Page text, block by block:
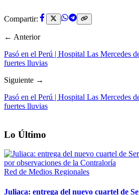
Compartir:
← Anterior
Pasó en el Perú | Hospital Las Mercedes
fuertes lluvias
Siguiente →
Pasó en el Perú | Hospital Las Mercedes
fuertes lluvias
Lo Último
Red de Medios Regionales
Juliaca: entrega del nuevo cuartel de